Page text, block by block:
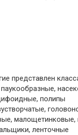
представлен
полипы
малощетинковые,
ленточные